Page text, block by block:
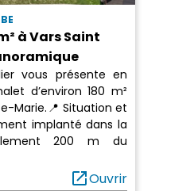
à Vars Saint
vous présente en
d’environ 180 m²
Marie.📍 Situation et
implanté dans la
200 m du
open_in_newOuvrir